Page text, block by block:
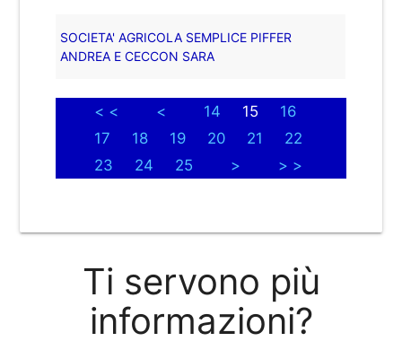
SOCIETA' AGRICOLA SEMPLICE PIFFER
ANDREA E CECCON SARA
< < < 14 15
16
17
18 19 20 21
22
23
24 25 > > >
Ti servono più
informazioni?